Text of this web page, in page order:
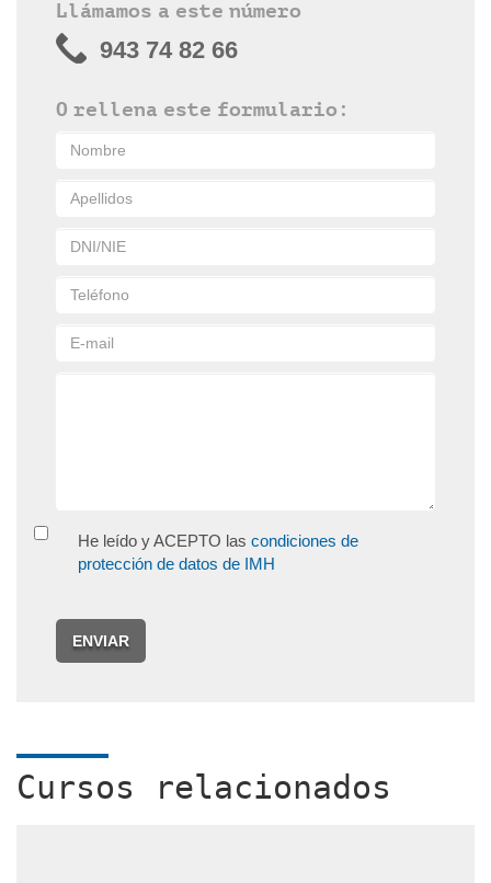
Llámamos a este número
943 74 82 66
O rellena este formulario:
He leído y ACEPTO las condiciones de
protección de datos de IMH
ENVIAR
Cursos relacionados